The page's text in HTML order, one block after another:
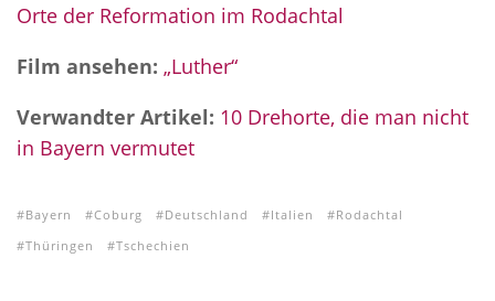
Orte der Reformation im Rodachtal
Film ansehen: „Luther“
Verwandter Artikel: 10 Drehorte, die man nicht
in Bayern vermutet
Bayern Coburg Deutschland Italien
Rodachtal
Thüringen
Tschechien